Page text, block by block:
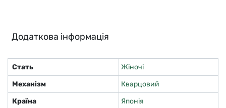
Додаткова інформація
Стать
Жіночі
Механізм
Кварцовий
Країна
Японія